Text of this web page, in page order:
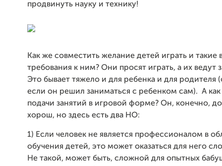
продвинуть науку и технику!
Как же совместить желание детей играть и такие
требования к ним? Они просят играть, а их ведут
Это бывает тяжело и для ребенка и для родителя
если он решил заниматься с ребенком сам). А
подачи занятий в игровой форме? Он, конечно,
хорош, но здесь есть два НО:
1) Если человек не является профессионалом в
обучения детей, это может оказаться для него
Не такой, может быть, сложной для опытных